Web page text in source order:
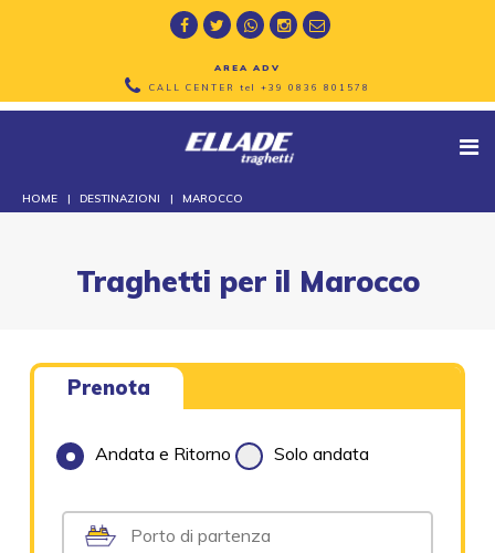
AREA ADV
CALL CENTER tel +39 0836 801578
HOME DESTINAZIONI MAROCCO
Traghetti per il Marocco
Prenota
Andata e Ritorno Solo andata